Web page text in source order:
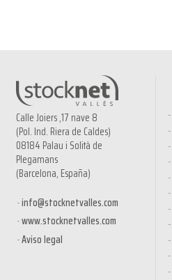
Calle Joiers ,17 nave 8
(Pol. Ind. Riera de Caldes)
08184 Palau i Solità de
Plegamans
(Barcelona, España)
info@stocknetvalles.com
www.stocknetvalles.com
Aviso legal